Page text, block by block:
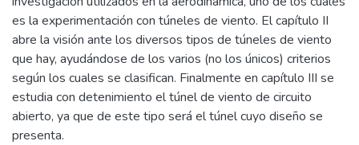
es la experimentación con túneles de viento. El capítulo II
abre la visión ante los diversos tipos de túneles de viento
que hay, ayudándose de los varios (no los únicos) criterios
según los cuales se clasifican. Finalmente en capítulo III se
estudia con detenimiento el túnel de viento de circuito
abierto, ya que de este tipo será el túnel cuyo diseño se
presenta.